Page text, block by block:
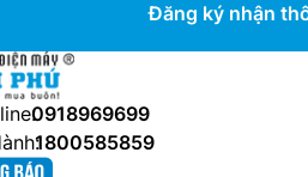
Đăng ký nhận
0918969699
1800585859